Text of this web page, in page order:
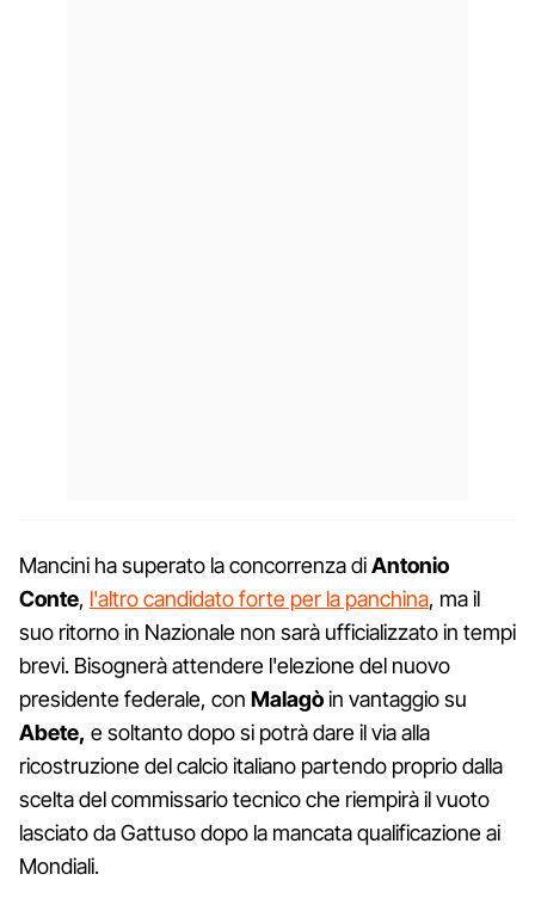
Mancini ha superato la concorrenza diAntonio
Conte, l'altro candidato forte per la panchina, ma il
suo ritorno in Nazionale non sarà ufficializzato in tempi
brevi. Bisognerà attendere l'elezione del nuovo
presidente federale, con Malagòin vantaggio su
Abete, e soltanto dopo si potrà dare il via alla
ricostruzione del calcio italiano partendo proprio dalla
scelta del commissario tecnico che riempirà il vuoto
lasciato da Gattuso dopo la mancata qualificazione ai
Mondiali.